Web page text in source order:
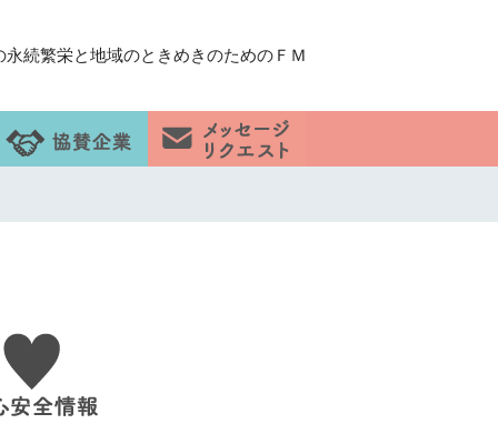
永続繁栄と地域のときめきのためのＦＭ